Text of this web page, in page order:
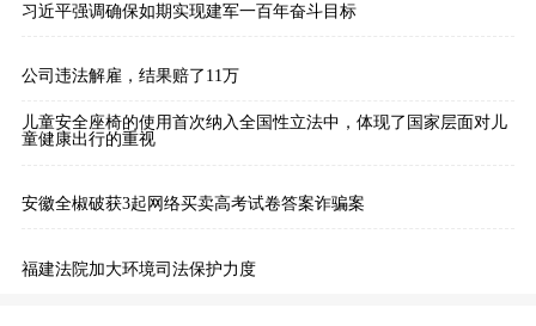
习近平强调确保如期实现建军一百年奋斗目标
公司违法解雇，结果赔了11万
儿童安全座椅的使用首次纳入全国性立法中，体现了国家层面对儿
童健康出行的重视
安徽全椒破获3起网络买卖高考试卷答案诈骗案
福建法院加大环境司法保护力度